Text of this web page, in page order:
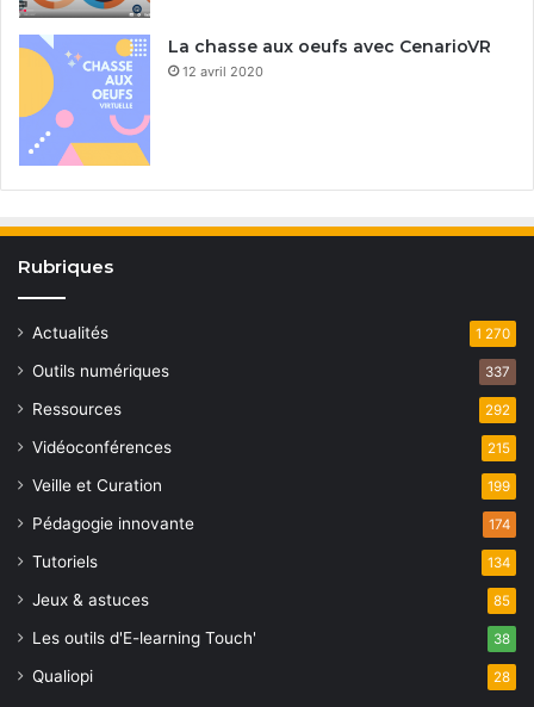
La chasse aux oeufs avec CenarioVR
12 avril 2020
Rubriques
Actualités 1 270
Outils numériques 337
Ressources 292
Vidéoconférences 215
Veille et Curation 199
Pédagogie innovante 174
Tutoriels 134
Jeux & astuces 85
Les outils d'E-learning Touch' 38
Qualiopi 28